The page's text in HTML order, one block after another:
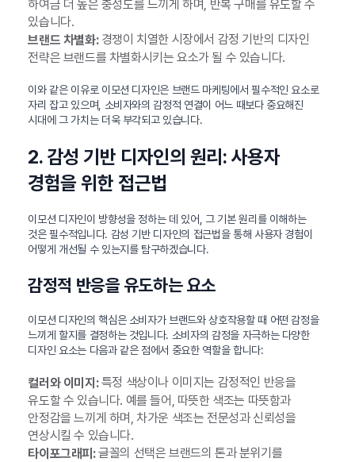
하여금 더 높은 충성도를 느끼게 하며, 반복 구매를 유도할 수
있습니다.
브랜드 차별화:경쟁이 치열한 시장에서 감정 기반의 디자인
전략은 브랜드를 차별화시키는 요소가 될 수 있습니다.
이와 같은 이유로 이모션 디자인은 브랜드 마케팅에서 필수적인 요소로
자리 잡고 있으며, 소비자와의 감정적 연결이 어느 때보다 중요해진
시대에 그 가치는 더욱 부각되고 있습니다.
2. 감성 기반 디자인의 원리: 사용자
경험을 위한 접근법
이모션 디자인이 방향성을 정하는 데 있어, 그 기본 원리를 이해하는
것은 필수적입니다. 감성 기반 디자인의 접근법을 통해 사용자 경험이
어떻게 개선될 수 있는지를 탐구하겠습니다.
감정적 반응을 유도하는 요소
이모션 디자인의 핵심은 소비자가 브랜드와 상호작용할 때 어떤 감정을
느끼게 할지를 결정하는 것입니다. 소비자의 감정을 자극하는 다양한
디자인 요소는 다음과 같은 점에서 중요한 역할을 합니다:
컬러와 이미지:특정 색상이나 이미지는 감정적인 반응을
유도할 수 있습니다. 예를 들어, 따뜻한 색조는 따뜻함과
안정감을 느끼게 하며, 차가운 색조는 전문성과 신뢰성을
연상시킬 수 있습니다.
타이포그래피:글꼴의 선택은 브랜드의 톤과 분위기를